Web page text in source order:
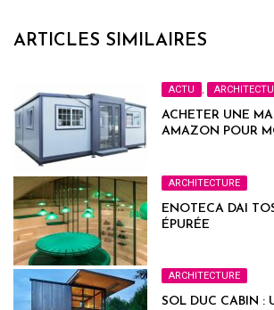
ARTICLES SIMILAIRES
ACTU ,
ACHETER UNE
AMAZON POUR
ARCHITECTURE
ENOTECA DAI
ÉPURÉE
ARCHITECTURE
SOL DUC CABIN :